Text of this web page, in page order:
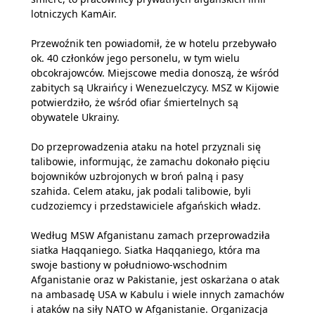
lotniczych KamAir.
Przewoźnik ten powiadomił, że w hotelu przebywało
ok. 40 członków jego personelu, w tym wielu
obcokrajowców. Miejscowe media donoszą, że wśród
zabitych są Ukraińcy i Wenezuelczycy. MSZ w Kijowie
potwierdziło, że wśród ofiar śmiertelnych są
obywatele Ukrainy.
Do przeprowadzenia ataku na hotel przyznali się
talibowie, informując, że zamachu dokonało pięciu
bojowników uzbrojonych w broń palną i pasy
szahida. Celem ataku, jak podali talibowie, byli
cudzoziemcy i przedstawiciele afgańskich władz.
Według MSW Afganistanu zamach przeprowadziła
siatka Haqqaniego. Siatka Haqqaniego, która ma
swoje bastiony w południowo-wschodnim
Afganistanie oraz w Pakistanie, jest oskarżana o atak
na ambasadę USA w Kabulu i wiele innych zamachów
i ataków na siły NATO w Afganistanie. Organizacja